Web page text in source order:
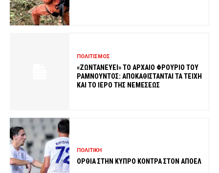
ΠΟΛΙΤΙΣΜΟΣ
«ΖΩΝΤΑΝΕΥΕΙ» ΤΟ ΑΡΧΑΙΟ ΦΡΟΥΡΙΟ ΤΟΥ
ΡΑΜΝΟΥΝΤΟΣ: ΑΠΟΚΑΘΙΣΤΑΝΤΑΙ ΤΑ ΤΕΙΧΗ
ΚΑΙ ΤΟ ΙΕΡΟ ΤΗΣ ΝΕΜΕΣΕΩΣ
ΠΟΛΙΤΙΚΗ
ΟΡΘΙΑ ΣΤΗΝ ΚΥΠΡΟ ΚΟΝΤΡΑ ΣΤΟΝ ΑΠΟΕΛ